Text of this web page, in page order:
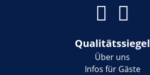
Qualitätssiegel
Über uns
Infos für Gäste